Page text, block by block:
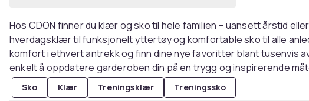
Hos CDON finner du klær og sko til hele familien – uansett årstid
hverdagsklær til funksjonelt yttertøy og komfortable sko til alle
komfort i ethvert antrekk og finn dine nye favoritter blant tusenvis
enkelt å oppdatere garderoben din på en trygg og inspirerende
Sko Klær Treningsklær Treningssko